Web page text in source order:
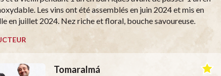
Les vins ont été assemblés en juin 2024 et mis en
en juillet 2024. Nez riche et floral, bouche savoureuse.
Tomaralmá